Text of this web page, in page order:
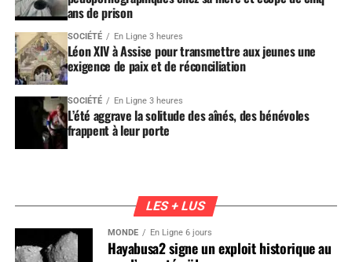
ans de prison
SOCIÉTÉ En Ligne 3 heures
Léon XIV à Assise pour transmettre aux jeunes une
exigence de paix et de réconciliation
SOCIÉTÉ En Ligne 3 heures
L’été aggrave la solitude des aînés, des bénévoles
frappent à leur porte
LES + LUS
MONDE En Ligne 6 jours
Hayabusa2 signe un exploit historique au